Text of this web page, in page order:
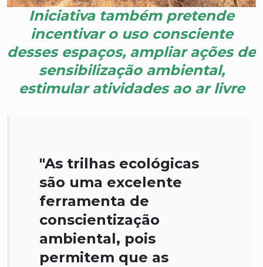
Iniciativa também pretende
incentivar o uso consciente
desses espaços, ampliar ações de
sensibilização ambiental,
estimular atividades ao ar livre
"As trilhas ecológicas
são uma excelente
ferramenta de
conscientização
ambiental, pois
permitem que as